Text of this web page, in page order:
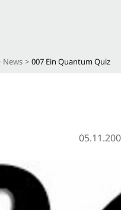
News 007 Ein Quantum Quiz